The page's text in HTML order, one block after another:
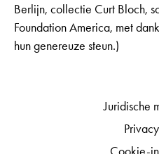
Berlijn, collectie Curt Bloch,
Foundation America, met
hun genereuze steun.)
Juridische